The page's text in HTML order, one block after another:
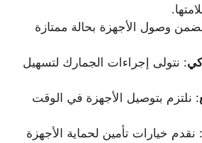
وصول الأجهزة بحالة ممتازة
: نتولى إجراءات الجمارك لتسهيل
: نلتزم بتوصيل الأجهزة في الوقت
: نقدم خيارات تأمين لحماية الأجهزة